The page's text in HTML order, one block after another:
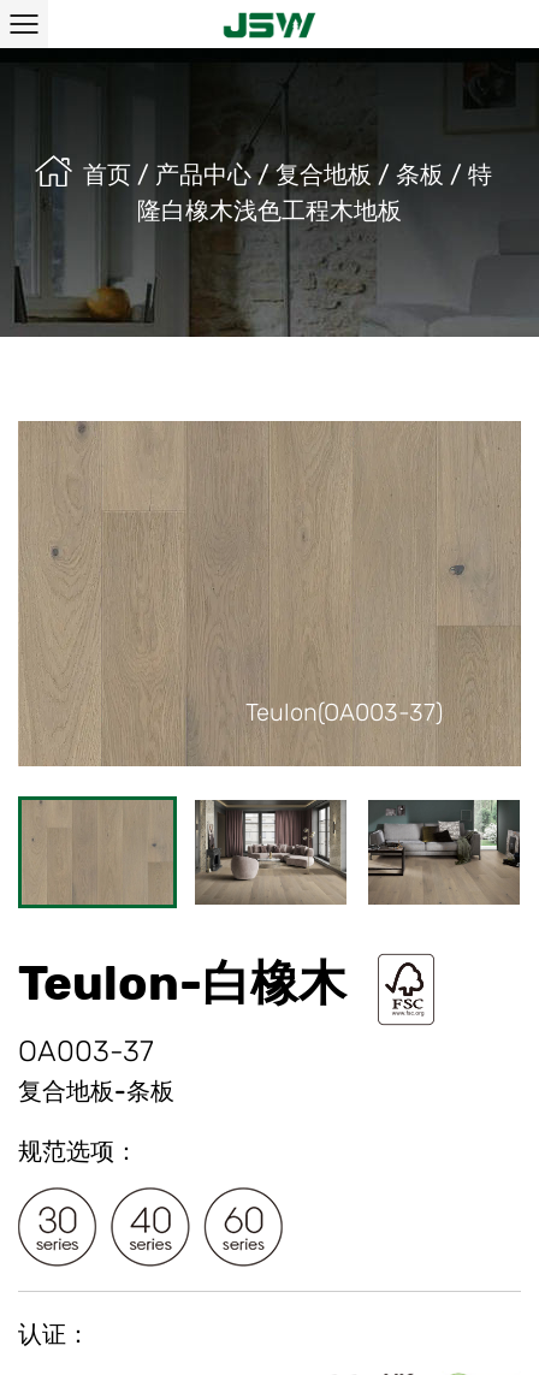
首页 / 产品中心 /复合地板 / 条板 / 特
隆白橡木浅色工程木地板
Teulon(OA003-37)
Teulon-白橡木
OA003-37
复合地板-条板
规范选项：
认证：